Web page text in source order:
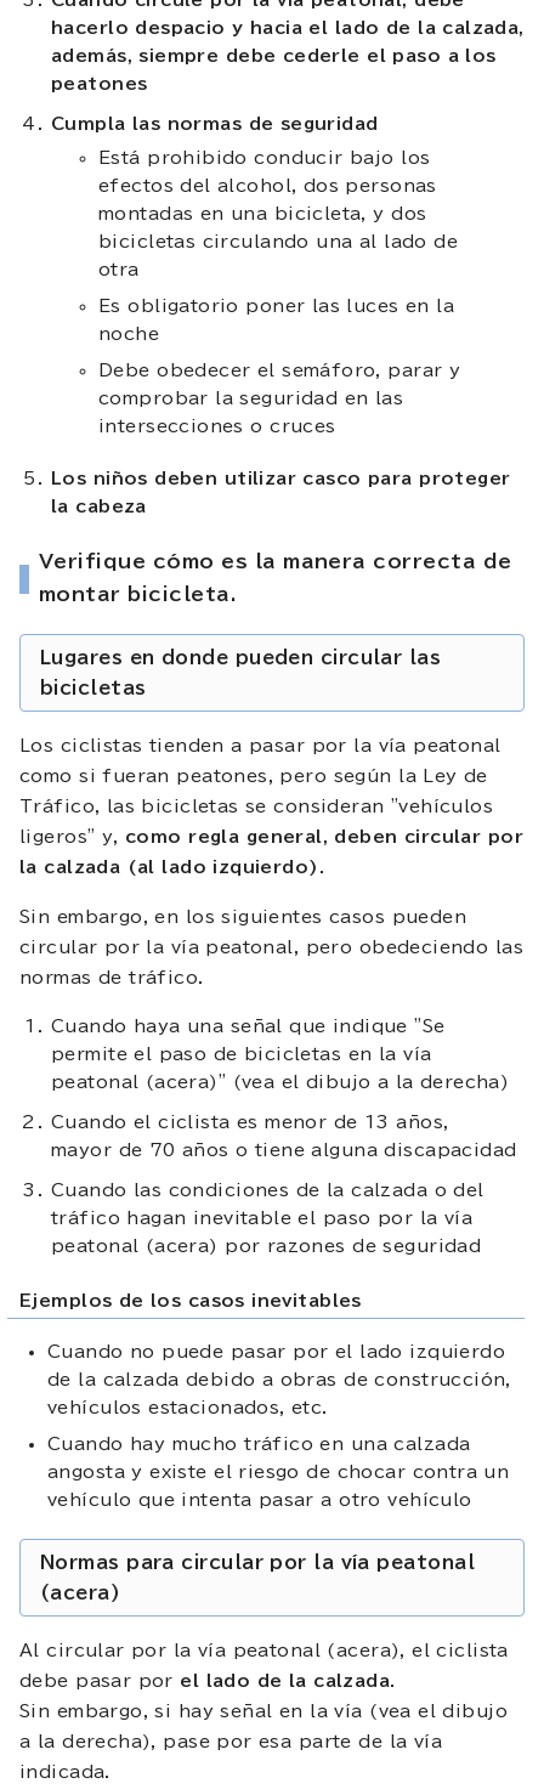
hacerlo despacio y hacia el lado de la calzada,
además, siempre debe cederle el paso a los
peatones
Cumpla las normas de seguridad
Está prohibido conducir bajo los
efectos del alcohol, dos personas
montadas en una bicicleta, y dos
bicicletas circulando una al lado de
otra
Es obligatorio poner las luces en la
noche
Debe obedecer el semáforo, parar y
comprobar la seguridad en las
intersecciones o cruces
Los niños deben utilizar casco para proteger
la cabeza
Verifique cómo es la manera correcta de
montar bicicleta.
Lugares en donde pueden circular las
bicicletas
Los ciclistas tienden a pasar por la vía peatonal
como si fueran peatones, pero según la Ley de
Tráfico, las bicicletas se consideran "vehículos
ligeros" y, como regla general, deben circular por
la calzada (al lado izquierdo)
Sin embargo, en los siguientes casos pueden
circular por la vía peatonal, pero obedeciendo las
normas de tráfico.
Cuando haya una señal que indique "Se
permite el paso de bicicletas en la vía
peatonal (acera)" (vea el dibujo a la derecha)
Cuando el ciclista es menor de 13 años,
mayor de 70 años o tiene alguna discapacidad
Cuando las condiciones de la calzada o del
tráfico hagan inevitable el paso por la vía
peatonal (acera) por razones de seguridad
Ejemplos de los casos inevitables
Cuando no puede pasar por el lado izquierdo
de la calzada debido a obras de construcción,
vehículos estacionados, etc.
Cuando hay mucho tráfico en una calzada
angosta y existe el riesgo de chocar contra un
vehículo que intenta pasar a otro vehículo
Normas para circular por la vía peatonal
(acera)
Al circular por la vía peatonal (acera), el ciclista
debe pasar por el lado de la calzada
Sin embargo, si hay señal en la vía (vea el dibujo
a la derecha), pase por esa parte de la vía
indicada.